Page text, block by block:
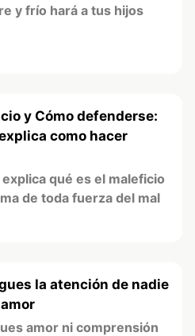
y frío hará a tus hijos
y Cómo defenderse:
como hacer
explica qué es el maleficio
de toda fuerza del mal
la atención de nadie
amor ni comprensión